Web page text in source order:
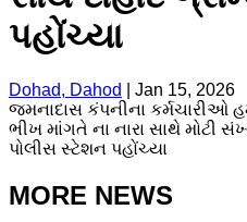
પહોંચ્યા
Dohad, Dahod
Jan 15, 2026
જમનાદાસ કંપનીના કર્મચારીઓ
ભીખ માંગતે ના નારા સાથે મોટી
પોલીસ સ્ટેશન પહોંચ્યા
MORE NEWS